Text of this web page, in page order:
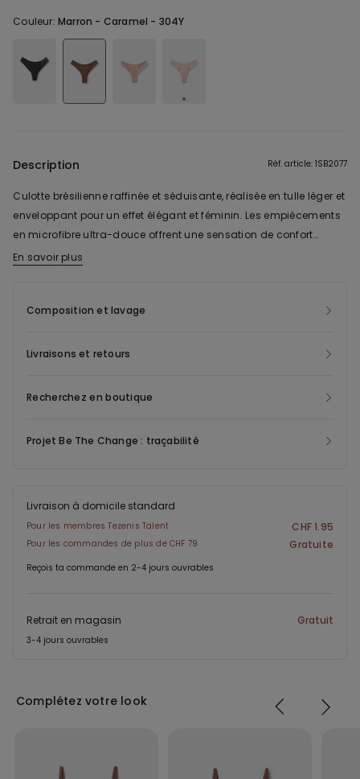
Couleur:Marron - Caramel - 304Y
Description Réf. article: 1SB2077
Culotte brésilienne raffinée et séduisante, réalisée en tulle léger et
enveloppant pour un effet élégant et féminin. Les empiècements
en microfibre ultra-douce offrent une sensation de confort
absolu, tandis que les coutures plates assurent un effet invisible
parfaitement le corps sans marquer. La couture arrière garantit
En savoir plus
Composition et lavage
Livraisons et retours
Recherchez en boutique
Projet Be The Change : traçabilité
Livraison à domicile standard
Pour les membres Tezenis Talent CHF 1.95
Pour les commandes de plus de CHF 79 Gratuite
Reçois ta commande en 2-4 jours ouvrables
Retrait en magasin Gratuit
3-4 jours ouvrables
Complétez votre look